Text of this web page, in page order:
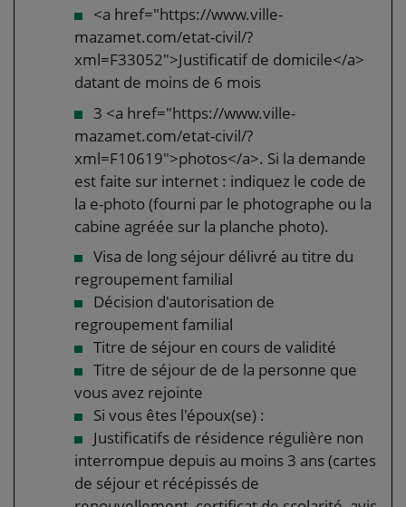
<a href="https://www.ville-
mazamet.com/etat-civil/?
xml=F33052">Justificatif de domicile</a>
datant de moins de 6 mois
3 <a href="https://www.ville-
mazamet.com/etat-civil/?
xml=F10619">photos</a>. Si la demande
est faite sur internet : indiquez le code de
la e-photo (fourni par le photographe ou la
cabine agréée sur la planche photo).
Visa de long séjour délivré au titre du
regroupement familial
Décision d'autorisation de
regroupement familial
Titre de séjour en cours de validité
Titre de séjour de de la personne que
vous avez rejointe
Si vous êtes l'époux(se) :
Justificatifs de résidence régulière non
interrompue depuis au moins 3 ans (cartes
de séjour et récépissés de